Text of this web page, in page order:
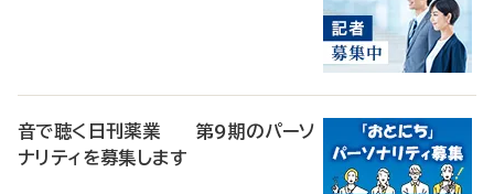
音で聴く日刊薬業 第9期のパーソ
ナリティを募集します